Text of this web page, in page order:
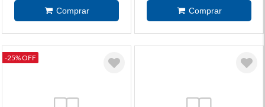
-25% OFF